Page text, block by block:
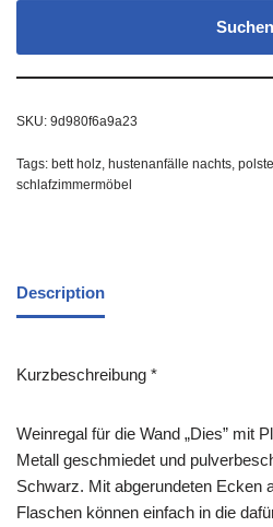
Suchen
SKU: 9d980f6a9a23
Tags: bett holz hustenanfälle nachts
schlafzimmermöbel
Description
Kurzbeschreibung *
Weinregal für die Wand „Dies” mit
Metall geschmiedet und
Schwarz. Mit abgerundeten Ecken
Flaschen können einfach in die